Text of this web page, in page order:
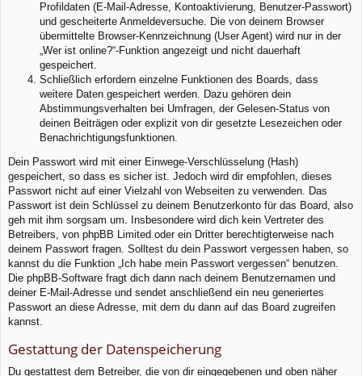
Profildaten (E-Mail-Adresse, Kontoaktivierung, Benutzer-Passwort)
und gescheiterte Anmeldeversuche. Die von deinem Browser
übermittelte Browser-Kennzeichnung (User Agent) wird nur in der
„Wer ist online?“-Funktion angezeigt und nicht dauerhaft
gespeichert.
Schließlich erfordern einzelne Funktionen des Boards, dass
weitere Daten gespeichert werden. Dazu gehören dein
Abstimmungsverhalten bei Umfragen, der Gelesen-Status von
deinen Beiträgen oder explizit von dir gesetzte Lesezeichen oder
Benachrichtigungsfunktionen.
Dein Passwort wird mit einer Einwege-Verschlüsselung (Hash)
gespeichert, so dass es sicher ist. Jedoch wird dir empfohlen, dieses
Passwort nicht auf einer Vielzahl von Webseiten zu verwenden. Das
Passwort ist dein Schlüssel zu deinem Benutzerkonto für das Board, also
geh mit ihm sorgsam um. Insbesondere wird dich kein Vertreter des
Betreibers, von phpBB Limited oder ein Dritter berechtigterweise nach
deinem Passwort fragen. Solltest du dein Passwort vergessen haben, so
kannst du die Funktion „Ich habe mein Passwort vergessen“ benutzen.
Die phpBB-Software fragt dich dann nach deinem Benutzernamen und
deiner E-Mail-Adresse und sendet anschließend ein neu generiertes
Passwort an diese Adresse, mit dem du dann auf das Board zugreifen
kannst.
Gestattung der Datenspeicherung
Du gestattest dem Betreiber, die von dir eingegebenen und oben näher